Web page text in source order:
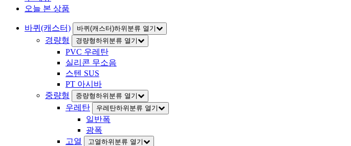
오늘 본 상품
바퀴(캐스터) 바퀴(캐스터)하위분류 열기
경량형 경량형하위분류 열기
PVC 우레탄
실리콘 무소음
스텐 SUS
PT 아시바
중량형
중량형하위분류 열기
우레탄 우레탄하위분류 열기
일반폭
광폭
고열
고열하위분류 열기